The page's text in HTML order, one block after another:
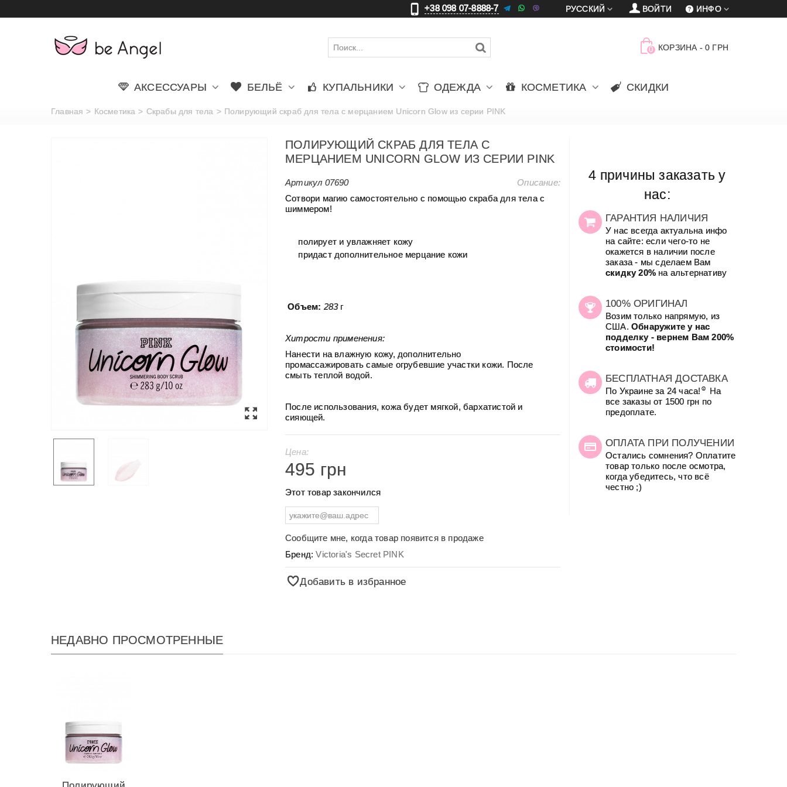
+38 098 07-8888-7 更 車 賈 ИНФО
ВОЙТИ
РУССКИЙ
0 КОРЗИНА - 0 ГРН
АКСЕССУАРЫ БЕЛЬЁ КУПАЛЬНИКИ ОДЕЖДА КОСМЕТИКА СКИДКИ
Главная > Косметика > Скрабы для тела > Полирующий скраб для тела с мерцанием Unicorn Glow из серии PINK
ПОЛИРУЮЩИЙ СКРАБ ДЛЯ ТЕЛА С
МЕРЦАНИЕМ UNICORN GLOW ИЗ СЕРИИ PINK
Артикул 07690
Описание:
Сотвори магию самостоятельно с помощью скраба для тела с
шиммером!
полирует и увлажняет кожу
придаст дополнительное мерцание кожи
Объем: 283г
Хитрости применения:
Нанести на влажную кожу, дополнительно
промассажировать самые огрубевшие участки кожи. После
смыть теплой водой.
После использования, кожа будет мягкой, бархатистой и
сияющей.
Цена:
495 грн
Этот товар закончился
Сообщите мне, когда товар появится в продаже
Бренд:Victoria's Secret PINK
Добавить в избранное
4 причины заказать у
нас:
ГАРАНТИЯ НАЛИЧИЯ
У нас всегда актуальна инфо
на сайте: если чего-то не
окажется в наличии после
заказа - мы сделаем Вам
скидку 20%на альтернативу
100% ОРИГИНАЛ
Возим только напрямую, из
США. Обнаружите у нас
подделку - вернем Вам 200%
стоимости!
БЕСПЛАТНАЯ ДОСТАВКА
По Украине за 24 часа! ☺
На
все заказы от 1500 грн по
предоплате.
ОПЛАТА ПРИ ПОЛУЧЕНИИ
Остались сомнения? Оплатите
товар только после осмотра,
когда убедитесь, что всё
честно ;)
НЕДАВНО ПРОСМОТРЕННЫЕ